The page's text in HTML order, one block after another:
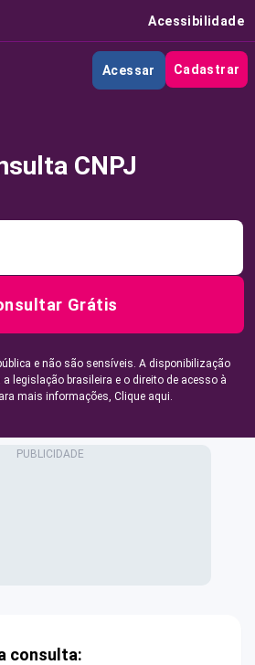
Acessibilidade
Acessar Cadastrar
CNPJ
Grátis
e não são sensíveis. A disponibilização
legislação brasileira e o direito de acesso à
mais informações, Clique aqui.
consulta: